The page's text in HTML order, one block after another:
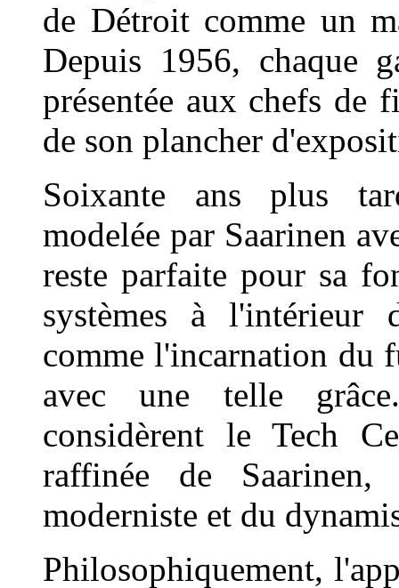
de Détroit comme un
Depuis 1956, chaque
présentée aux chefs de
de son plancher
Soixante ans plus
modelée par Saarinen
reste parfaite pour sa
systèmes à l'intérieur
comme l'incarnation du
avec une telle
considèrent le Tech
raffinée de Saarinen,
moderniste et du
Philosophiquement,